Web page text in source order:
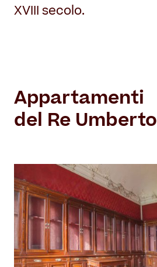
XVIII secolo.
Appartamenti
del Re Umberto